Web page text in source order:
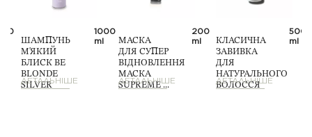
ШАМПУНЬ
М'ЯКИЙ
БЛИСК BE
BLONDE
SILVER
1000
ml
ДЕТАЛЬНІШЕ
МАСКА
ДЛЯ СУПЕР
ВІДНОВЛЕННЯ
МАСКА
SUPREME ...
200
ml
ДЕТАЛЬНІШЕ
КЛАСИЧНА
ЗАВИВКА
ДЛЯ
НАТУРАЛЬНОГО
ВОЛОССЯ
500
ml
ДЕТАЛЬНІШЕ